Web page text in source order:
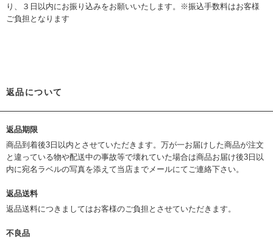
り、３日以内にお振り込みをお願いいたします。※振込手数料はお客様
ご負担となります
返品について
返品期限
商品到着後3日以内とさせていただきます。万が一お届けした商品が注文
と違っている物や配送中の事故等で壊れていた場合は商品お届け後3日以
内に宛名ラベルの写真を添えて当店までメールにてご連絡下さい。
返品送料
返品送料につきましてはお客様のご負担とさせていただきます。
不良品